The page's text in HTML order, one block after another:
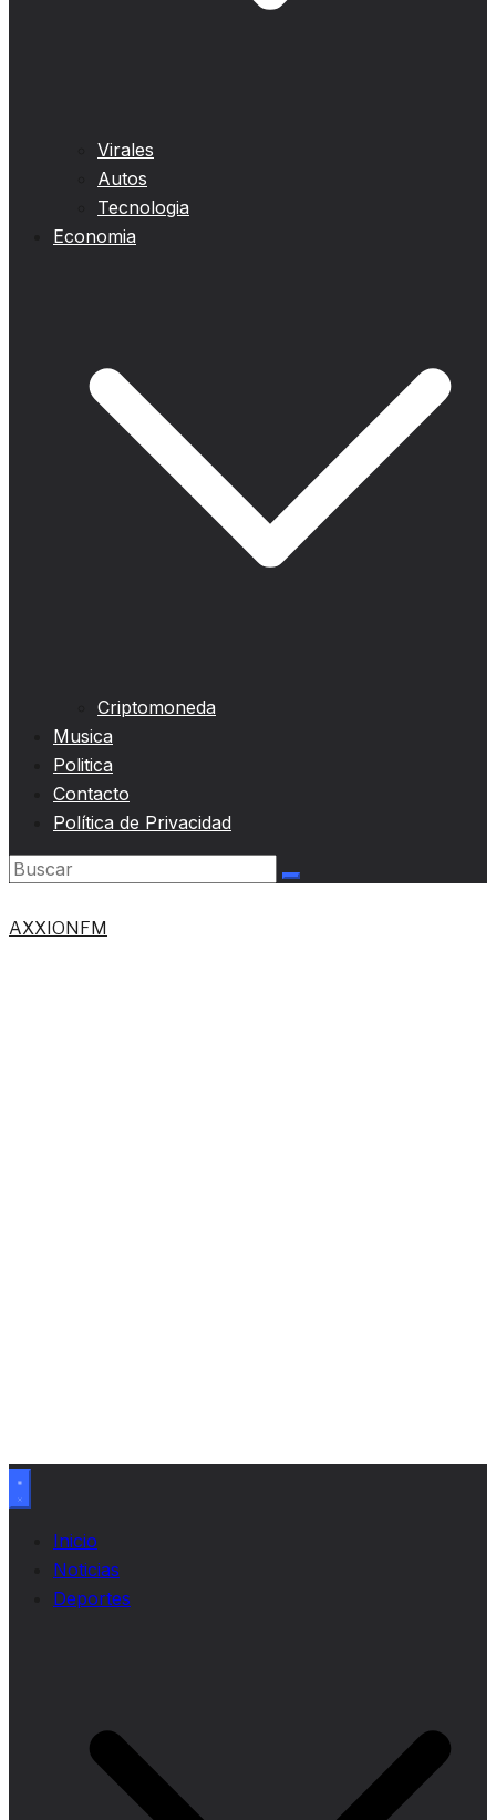
Virales
Autos
Tecnologia
Economia
Criptomoneda
Musica
Politica
Contacto
Política de Privacidad
AXXIONFM
Inicio
Noticias
Deportes